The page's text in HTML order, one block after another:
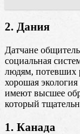
2. Дания
Датчане
социальная
людям, потевших
хорошая
имеют высшее
который
1. Канада